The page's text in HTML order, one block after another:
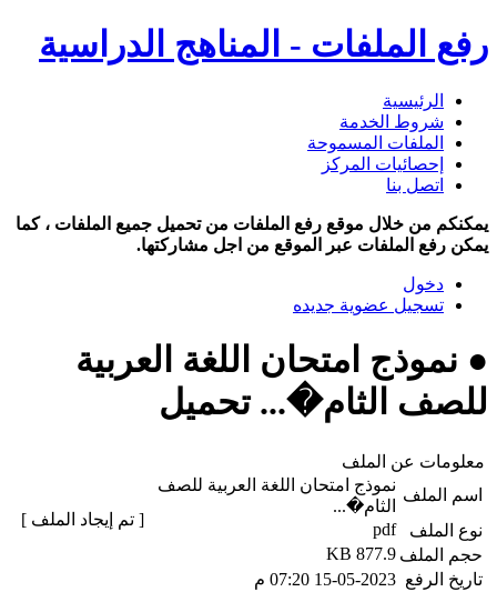
رفع الملفات - المناهج الدراسية
الرئيسية
شروط الخدمة
الملفات المسموحة
إحصائيات المركز
اتصل بنا
يمكنكم من خلال موقع رفع الملفات من تحميل جميع الملفات ، كما
يمكن رفع الملفات عبر الموقع من اجل مشاركتها.
دخول
تسجيل عضوية جديده
● نموذج امتحان اللغة العربية
للصف الثام�... تحميل
معلومات عن الملف
اسم الملف
نموذج امتحان اللغة العربية للصف
الثام�...
نوع الملف
pdf
حجم الملف 877.9 KB
تاريخ الرفع 15-05-2023 07:20 م
[ تم إيجاد الملف ]